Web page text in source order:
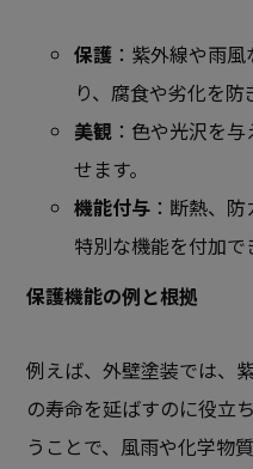
保護 ：紫外線や雨
り、腐食や劣化を防
美観 ：色や光沢を
せます。
機能付与 ：断熱、
特別な機能を付加で
保護機能の例と根拠
例えば、外壁塗装では、
の寿命を延ばすのに役立
うことで、風雨や化学物